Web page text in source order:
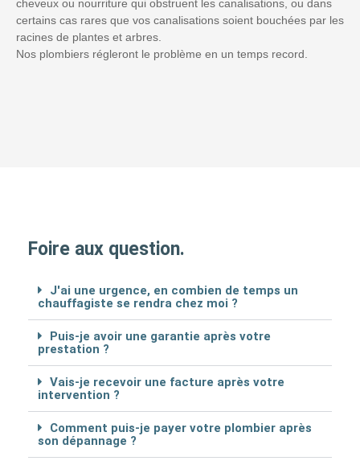
cheveux ou nourriture qui obstruent les canalisations, ou dans
certains cas rares que vos canalisations soient bouchées par les
racines de plantes et arbres.
Nos plombiers régleront le problème en un temps record.
Foire aux question.
J'ai une urgence, en combien de temps un
chauffagiste se rendra chez moi ?
Puis-je avoir une garantie après votre
prestation ?
Vais-je recevoir une facture après votre
intervention ?
Comment puis-je payer votre plombier après
son dépannage ?